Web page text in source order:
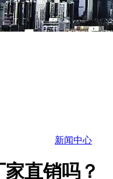
新闻中心
直销吗？